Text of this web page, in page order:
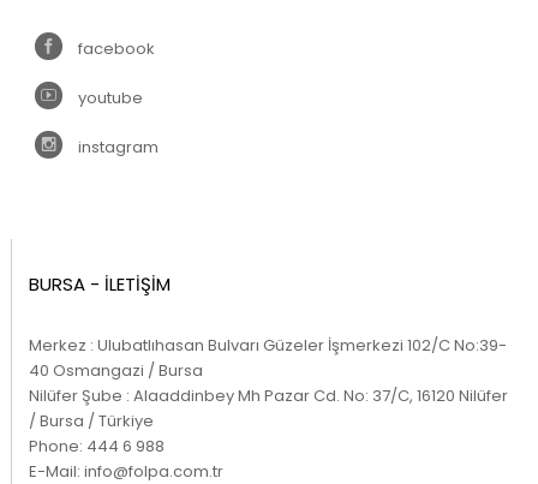
facebook
youtube
instagram
BURSA - İLETİŞİM
Merkez : Ulubatlıhasan Bulvarı Güzeler İşmerkezi 102/C No:39-
40 Osmangazi / Bursa
Nilüfer Şube : Alaaddinbey Mh Pazar Cd. No: 37/C, 16120 Nilüfer
/ Bursa / Türkiye
Phone: 444 6 988
E-Mail: info@folpa.com.tr